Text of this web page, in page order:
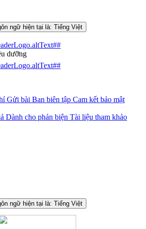
ngữ hiện tại là: Tiếng Việt
dưỡng
Gửi bài Ban biên tập Cam kết bảo mật
Dành cho phản biện Tài liệu tham khảo
ngữ hiện tại là: Tiếng Việt